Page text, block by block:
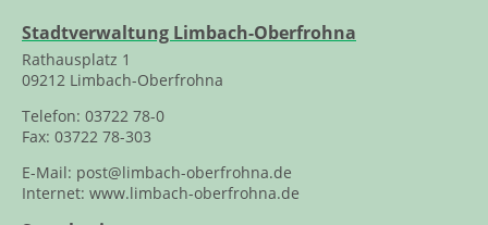
Stadtverwaltung Limbach-Oberfrohna
Rathausplatz 1
09212 Limbach-Oberfrohna
Telefon: 03722 78-0
Fax: 03722 78-303
E-Mail: post@limbach-oberfrohna.de
Internet: www.limbach-oberfrohna.de